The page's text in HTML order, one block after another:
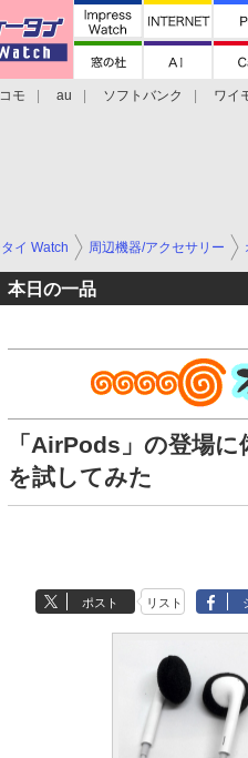
モ au ソフトバンク ワイ
イ Watch 周辺機器/アクセサリー
本日の一品
「AirPods」の登場
を試してみた
ポスト リスト